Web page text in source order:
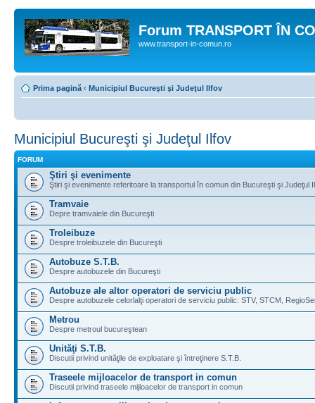
Forum TRANSPORT ÎN
www.transport-in-comun.ro
Prima pagină ‹ Municipiul Bucureşti şi Judeţul Ilfov
Municipiul Bucureşti şi Judeţul Ilfov
FORUM
Ştiri şi evenimente
Ştiri şi evenimente referitoare la transportul în comun din Bucureşti şi Judeţul
Tramvaie
Depre tramvaiele din Bucureşti
Troleibuze
Despre troleibuzele din Bucureşti
Autobuze S.T.B.
Despre autobuzele din Bucureşti
Autobuze ale altor operatori de serviciu public
Despre autobuzele celorlalţi operatori de serviciu public: STV, STCM,
Metrou
Despre metroul bucureştean
Unităţi S.T.B.
Discutii privind unităţile de exploatare şi întreţinere S.T.B.
Traseele mijloacelor de transport in comun
Discutii privind traseele mijloacelor de transport in comun